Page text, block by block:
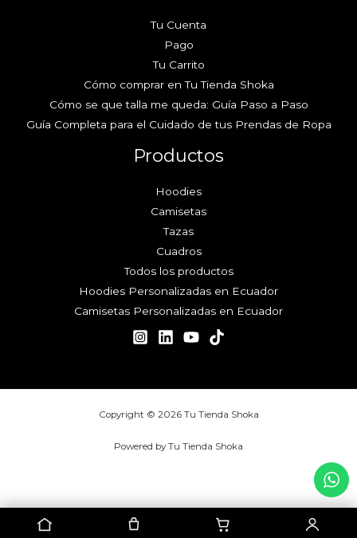
Tu Cuenta
Pago
Tu Carrito
Cómo comprar en Tu Tienda Shoka
Cómo se que talla me queda: Guía Paso a Paso
Guía Completa para el Cuidado de tus Prendas de Ropa
Productos
Hoodies
Camisetas
Tazas
Cuadros
Todos los productos
Hoodies Personalizadas en Ecuador
Camisetas Personalizadas en Ecuador
Copyright © 2026 Tu Tienda Shoka
Powered by Tu Tienda Shoka